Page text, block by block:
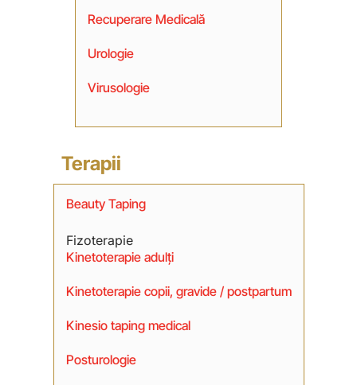
Recuperare Medicală
Urologie
Virusologie
Terapii
Beauty Taping
Fizoterapie
Kinetoterapie adulți
Kinetoterapie copii, gravide / postpartum
Kinesio taping medical
Posturologie